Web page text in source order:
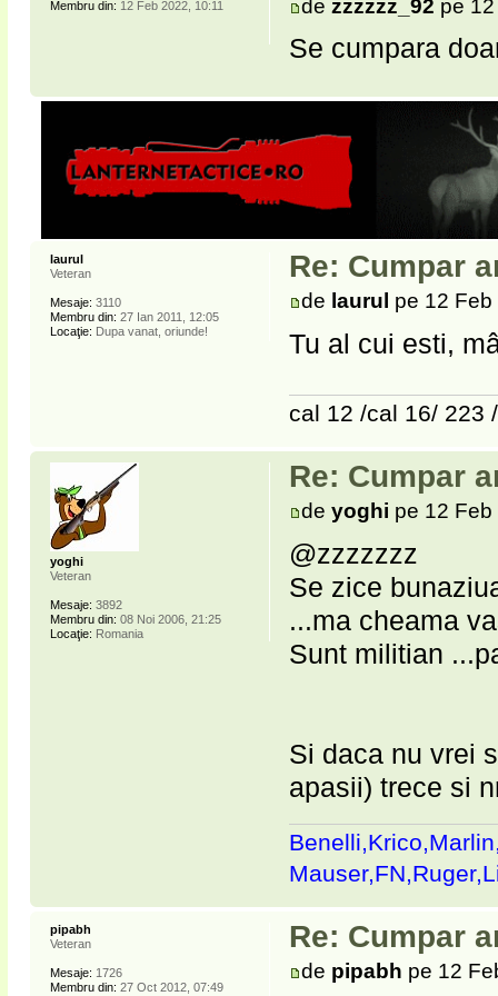
dezzzzzz_92 pe
Se cumpara
Membru din: 12 Feb 2022, 10:11
Re: Cumpar
de laurul pe 12
Tu al cui esti,
cal 12 /cal 16/ 223
laurul
Veteran
Mesaje: 3110
Membru din: 27 Ian 2011, 12:05
Locaţie: Dupa vanat, oriunde!
Re: Cumpar
deyoghi pe 12
@zzzzzzz
Se zice
...ma cheama
Sunt militian
Si daca nu vrei
apasii) trece si
yoghi
Veteran
Mesaje: 3892
Membru din: 08 Noi 2006, 21:25
Locaţie: Romania
Re: Cumpar
de pipabh pe 12
pipabh
Veteran
Mesaje: 1726
Membru din: 27 Oct 2012, 07:49